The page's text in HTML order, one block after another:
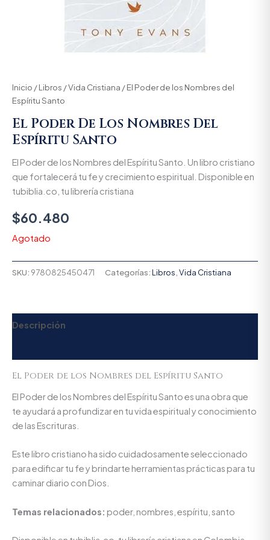
Inicio /Libros /Vida Cristiana / El Poder de los Nombres del
Espíritu Santo
El Poder De Los Nombres Del
Espíritu Santo
El Poder de los Nombres del Espíritu Santo. Un libro cristiano
que fortalecerá tu fe y crecimiento espiritual. Disponible en
tubiblia.co, tu librería cristiana
$60.480
Agotado
SKU: 9780825450471 Categorías:Libros Vida Cristiana
Descripción
El Poder de los Nombres del Espíritu Santo
El Poder de los Nombres del Espíritu Santo es una obra que
te ayudará a profundizar en tu vida espiritual y conocimiento
de las Escrituras.
Este libro cristiano ha sido cuidadosamente seleccionado
para edificar tu fe y brindarte herramientas prácticas para tu
caminar diario con Dios.
Temas relacionados: poder, nombres, espíritu, santo